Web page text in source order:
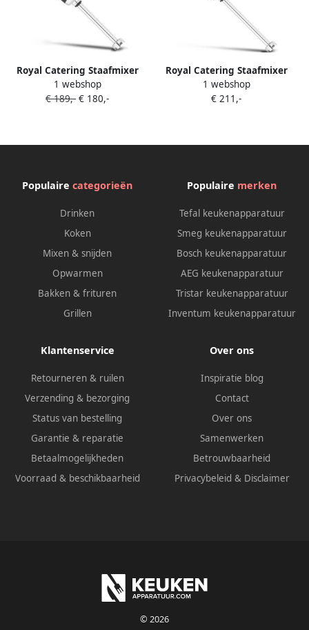
Royal Catering Staafmixer
650 W 400 mm 8.000 18.000
tpm
1 webshop
€ 189,- € 180,-
Royal Catering Staafmixer
850 W 500 mm 8.000 18.000
tpm
1 webshop
€ 211,-
Populaire categorieën
Drinken
Koken
Mixen & snijden
Opwarmen
Bakken & frituren
Grillen
Populaire merken
Tefal keukenapparatuur
Smeg keukenapparatuur
Bosch keukenapparatuur
AEG keukenapparatuur
Tristar keukenapparatuur
Inventum keukenapparatuur
Klantenservice
Retourneren & ruilen
Verzending & bezorging
Status van bestelling
Garantie & reparatie
Betaalmogelijkheden
Voorraad & beschikbaarheid
Over ons
Inspiratie blog
Contact
Over ons
Samenwerken
Betrouwbaarheid
Privacybeleid & Disclaimer
© 2026